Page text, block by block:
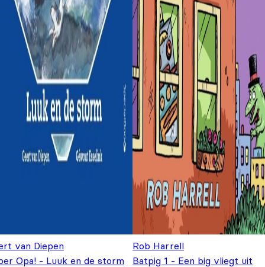
van Diepen
Opa! - Luuk en de storm
Rob Harrell
Batpig 1 - Een big vliegt uit